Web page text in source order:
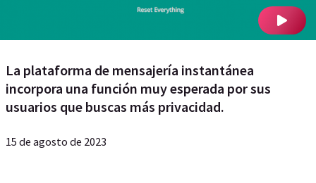
La plataforma de mensajería instantánea
incorpora una función muy esperada por sus
usuarios que buscas más privacidad.
15 de agosto de 2023